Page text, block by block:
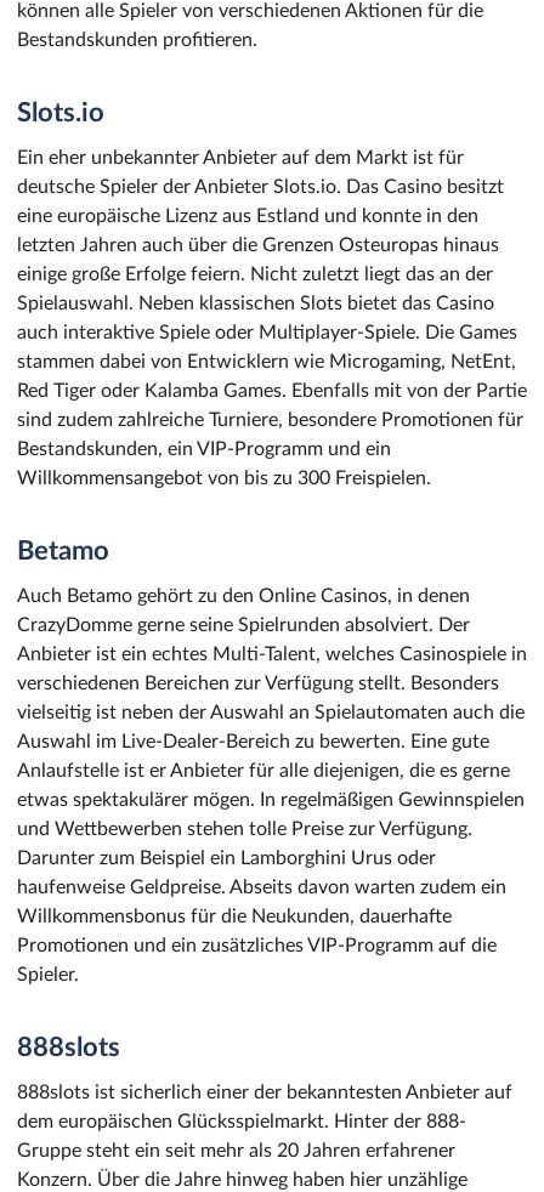
können alle Spieler von verschiedenen Aktionen für die
Bestandskunden profitieren.
Slots.io
Ein eher unbekannter Anbieter auf dem Markt ist für
deutsche Spieler der Anbieter Slots.io. Das Casino besitzt
eine europäische Lizenz aus Estland und konnte in den
letzten Jahren auch über die Grenzen Osteuropas hinaus
einige große Erfolge feiern. Nicht zuletzt liegt das an der
Spielauswahl. Neben klassischen Slots bietet das Casino
auch interaktive Spiele oder Multiplayer-Spiele. Die Games
stammen dabei von Entwicklern wie Microgaming, NetEnt,
Red Tiger oder Kalamba Games. Ebenfalls mit von der Partie
sind zudem zahlreiche Turniere, besondere Promotionen für
Bestandskunden, ein VIP-Programm und ein
Willkommensangebot von bis zu 300 Freispielen.
Betamo
Auch Betamo gehört zu den Online Casinos, in denen
CrazyDomme gerne seine Spielrunden absolviert. Der
Anbieter ist ein echtes Multi-Talent, welches Casinospiele in
verschiedenen Bereichen zur Verfügung stellt. Besonders
vielseitig ist neben der Auswahl an Spielautomaten auch die
Auswahl im Live-Dealer-Bereich zu bewerten. Eine gute
Anlaufstelle ist er Anbieter für alle diejenigen, die es gerne
etwas spektakulärer mögen. In regelmäßigen Gewinnspielen
und Wettbewerben stehen tolle Preise zur Verfügung.
Darunter zum Beispiel ein Lamborghini Urus oder
haufenweise Geldpreise. Abseits davon warten zudem ein
Willkommensbonus für die Neukunden, dauerhafte
Promotionen und ein zusätzliches VIP-Programm auf die
Spieler.
888slots
888slots ist sicherlich einer der bekanntesten Anbieter auf
dem europäischen Glücksspielmarkt. Hinter der 888-
Gruppe steht ein seit mehr als 20 Jahren erfahrener
Konzern. Über die Jahre hinweg haben hier unzählige